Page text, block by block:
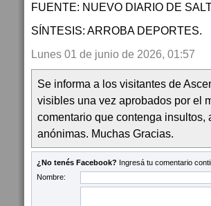
FUENTE: NUEVO DIARIO DE
SÍNTESIS: ARROBA DEPORTES.
Lunes 01 de junio de 2026, 01:57
Se informa a los visitantes de
visibles una vez aprobados por el
comentario que contenga
anónimas. Muchas Gracias.
¿No tenés Facebook? Ingresá tu comentario
Nombre: